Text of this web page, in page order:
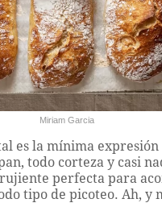
Miriam Garcia
es la mínima expresión
todo corteza y casi
perfecta para
tipo de picoteo. Ah, y